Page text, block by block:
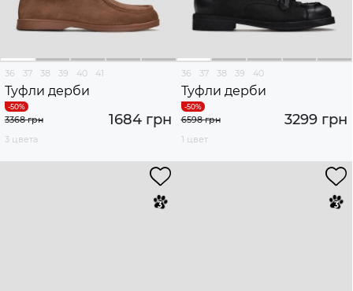
36 37 38 39 40 41
Туфли дерби
1684 грн
3368 грн
3 цвета
36 37 38 39 40
Туфли дерби
3299 грн
6598 грн
1 цвет